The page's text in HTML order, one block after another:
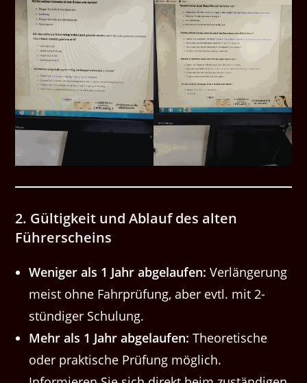
2. Gültigkeit und Ablauf des alten
Führerscheins
Weniger als 1 Jahr abgelaufen: Verlängerung
meist ohne Fahrprüfung, aber evtl. mit 2-
stündiger Schulung.
Mehr als 1 Jahr abgelaufen: Theoretische
oder praktische Prüfung möglich.